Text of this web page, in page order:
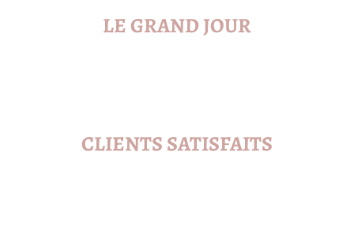
LE GRAND JOUR
CLIENTS SATISFAITS